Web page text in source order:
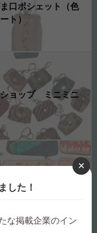
口ポシェット（色
ト）
ショップ ミニミニ
ョップ マルチケ
した！
な掲載企業のイン